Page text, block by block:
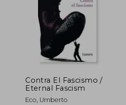
55%
Contra El Fascismo /
Eternal Fascism
Eco, Umberto